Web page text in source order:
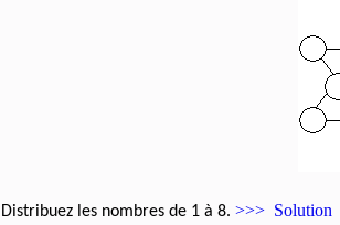
Distribuez les nombres de 1 à 8. >>> Solution